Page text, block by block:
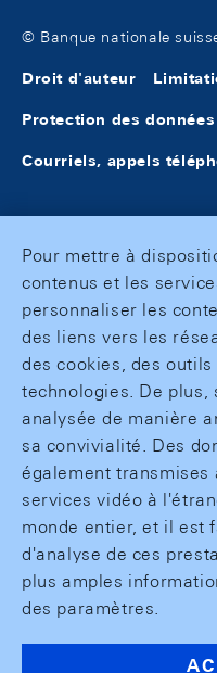
© Banque nationale
Droit d'auteur
Protection des données
Courriels, appels
Pour mettre à
contenus et les
personnaliser les
des liens vers les
des cookies, des
technologies. De plus,
analysée de manière
sa convivialité. Des
également transmises
services vidéo à
monde entier, et il est
d'analyse de ces
plus amples
des paramètres.